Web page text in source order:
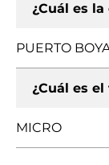
¿Cuál es
PUERTO
¿Cuál es
MICRO